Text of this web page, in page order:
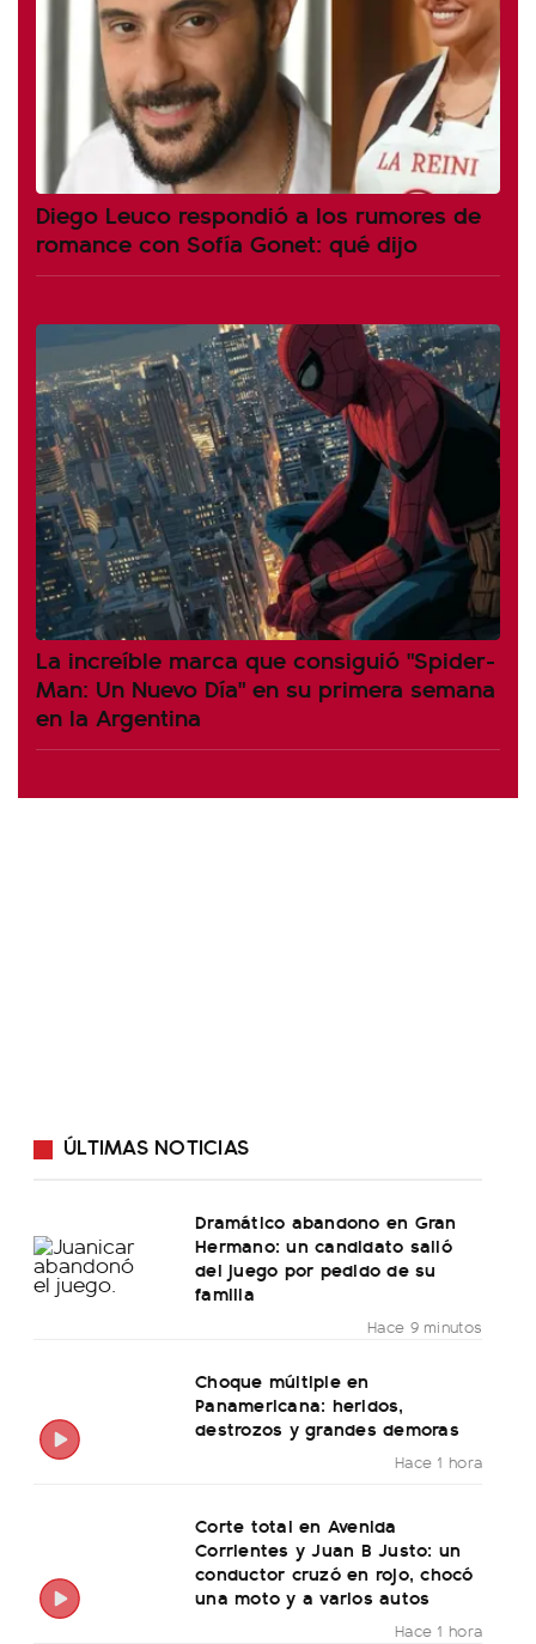
Diego Leuco respondió a los rumores de
romance con Sofía Gonet: qué dijo
La increíble marca que consiguió "Spider-
Man: Un Nuevo Día" en su primera semana
en la Argentina
ÚLTIMAS NOTICIAS
Dramático abandono en Gran
Hermano: un candidato salió
del juego por pedido de su
familia
Hace 9 minutos
Choque múltiple en
Panamericana: heridos,
destrozos y grandes demoras
Hace 1 hora
Corte total en Avenida
Corrientes y Juan B Justo: un
conductor cruzó en rojo, chocó
una moto y a varios autos
Hace 1 hora